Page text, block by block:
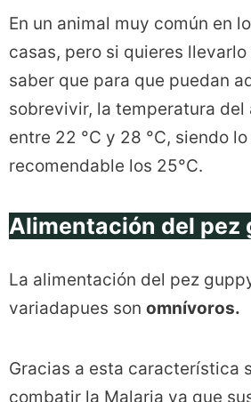
En un animal muy común en
casas, pero si quieres
saber que para que puedan
sobrevivir, la temperatura del
entre 22 °C y 28 °C, siendo lo
recomendable los 25°C.
Alimentación del pez
La alimentación del pez
variadapues son omnívoros.
Gracias a esta característica
combatir la Malaria ya que